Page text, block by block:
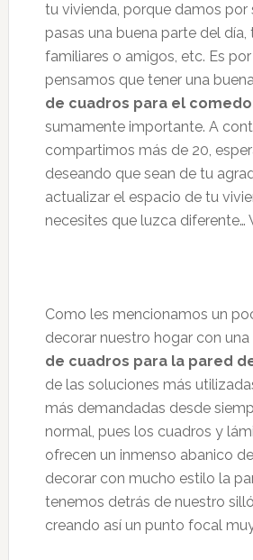
tu vivienda, porque damos por
pasas una buena parte del día,
familiares o amigos, etc. Es
pensamos que tener una
de cuadros para el
sumamente importante. A
compartimos más de 20,
deseando que sean de tu
actualizar el espacio de tu
necesites que luzca diferente…
Como les mencionamos un
decorar nuestro hogar con una
de cuadros para la pared
de las soluciones más
más demandadas desde
normal, pues los cuadros y
ofrecen un inmenso abanico
decorar con mucho estilo la
tenemos detrás de nuestro
creando así un punto focal